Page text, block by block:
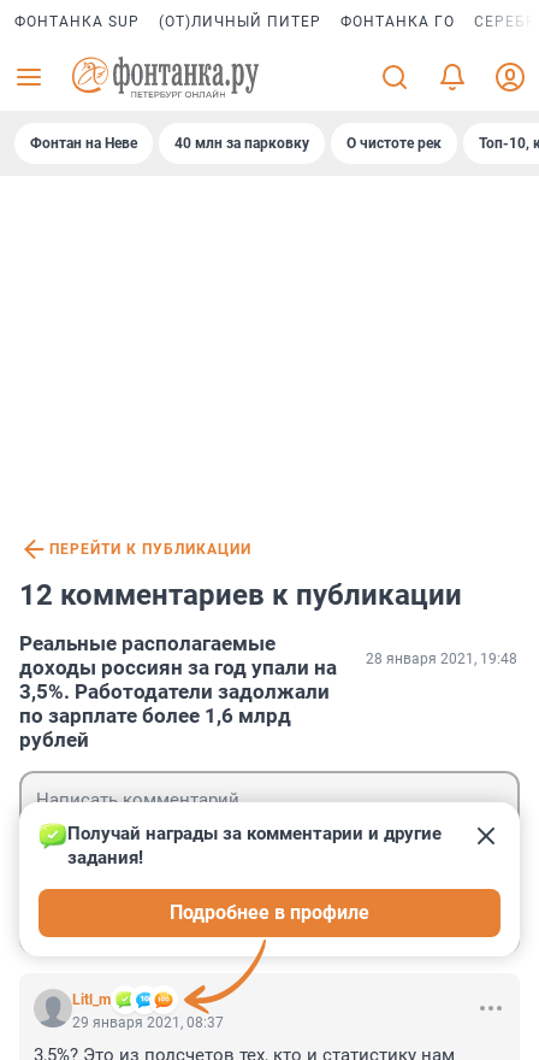
ФОНТАНКА SUP (ОТ)ЛИЧНЫЙ ПИТЕР ФОНТАНКА ГО
Фонтан на Неве 40 млн за парковку О чистоте рек Топ-10,
ПЕРЕЙТИ К ПУБЛИКАЦИИ
12 комментариев к публикации
Реальные располагаемые
доходы россиян за год упали на
3,5%. Работодатели задолжали
по зарплате более 1,6 млрд
рублей
28 января 2021, 19:48
Litl_m
Получай награды за комментарии и другие
задания!
Подробнее в профиле
29 января 2021, 08:37
3,5%? Это из подсчетов тех, кто и статистику нам